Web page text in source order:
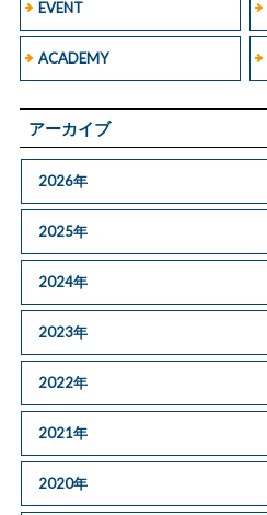
EVENT
ACADEMY
アーカイブ
2026年
2025年
2024年
2023年
2022年
2021年
2020年